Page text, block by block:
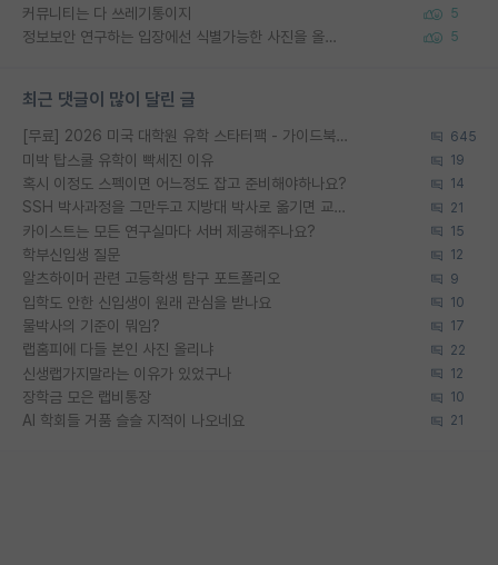
커뮤니티는 다 쓰레기통이지 5
정보보안 연구하는 입장에선 식별가능한 사진을 올리는건 비추이긴함 5
최근 댓글이 많이 달린 글
[무료] 2026 미국 대학원 유학 스타터팩 - 가이드북 & 합격자 컨택메일 템플릿 645
미박 탑스쿨 유학이 빡세진 이유 19
혹시 이정도 스펙이면 어느정도 잡고 준비해야하나요? 14
SSH 박사과정을 그만두고 지방대 박사로 옮기면 교수의 꿈은 끝일까요? 21
카이스트는 모든 연구실마다 서버 제공해주나요? 15
학부신입생 질문 12
알츠하이머 관련 고등학생 탐구 포트폴리오 9
입학도 안한 신입생이 원래 관심을 받나요 10
물박사의 기준이 뭐임? 17
랩홈피에 다들 본인 사진 올리냐 22
신생랩가지말라는 이유가 있었구나 12
장학금 모은 랩비통장 10
AI 학회들 거품 슬슬 지적이 나오네요 21